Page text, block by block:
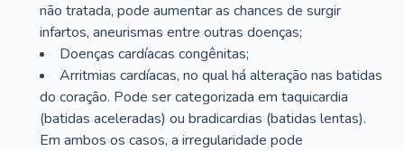
não tratada, pode aumentar as chances de surgir
infartos, aneurismas entre outras doenças;
Doenças cardíacas congênitas;
Arritmias cardíacas, no qual há alteração nas batidas
do coração. Pode ser categorizada em taquicardia
(batidas aceleradas) ou bradicardias (batidas lentas).
Em ambos os casos, a irregularidade pode